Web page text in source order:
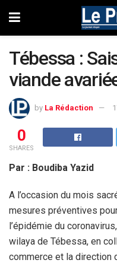
Tébessa :
viande
by La Rédaction
0
SHARES
Par : Boudiba Yazid
A l’occasion du mois
mesures préventives
l’épidémie du
wilaya de Tébessa, en
commerce et la direction